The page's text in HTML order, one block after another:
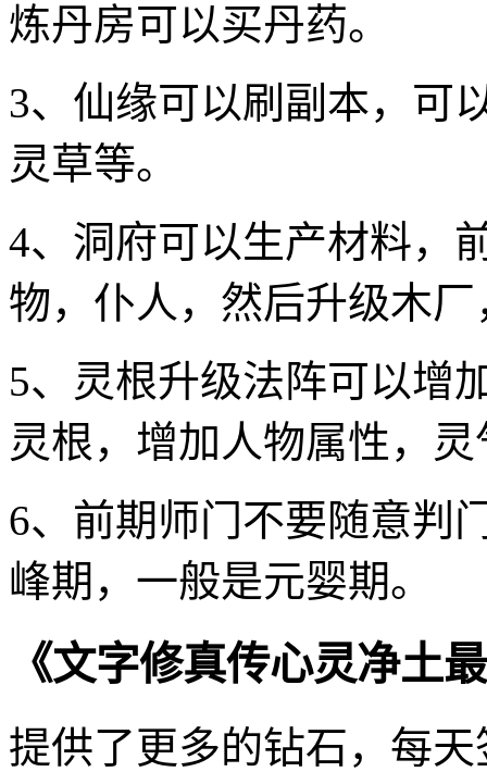
炼丹房可以买丹药。
3、仙缘可以刷副本，可
灵草等。
4、洞府可以生产材料，
物，仆人，然后升级木
5、灵根升级法阵可以增
灵根，增加人物属性，
6、前期师门不要随意判
峰期，一般是元婴期。
《文字修真传心灵净土
提供了更多的钻石，每